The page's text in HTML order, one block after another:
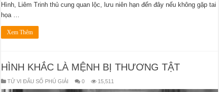
Hình, Liêm Trinh thủ cung quan lộc, lưu niên hạn đến đây nếu không gặp tai
họa …
Xem Thêm
HÌNH KHẮC LÀ MỆNH BỊ THƯƠNG TẬT
TỬ VI ĐẨU SỐ PHÚ GIẢI 0 15,511